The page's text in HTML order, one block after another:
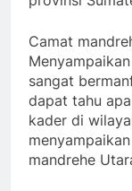
Camat
sangat
dapat tahu
kader di
mandrehe